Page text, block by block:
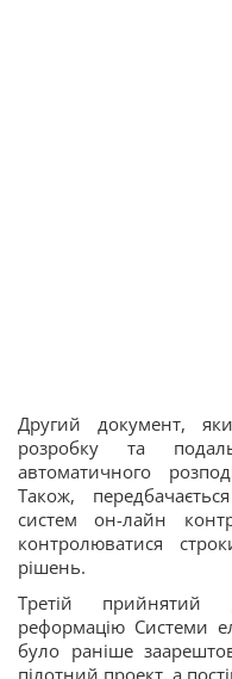
Другий документ,
розробку та
автоматичного
Також,
систем он-лайн
контролюватися
рішень.
Третій прийнятий
реформацію Системи
було раніше
пілотний проект, а